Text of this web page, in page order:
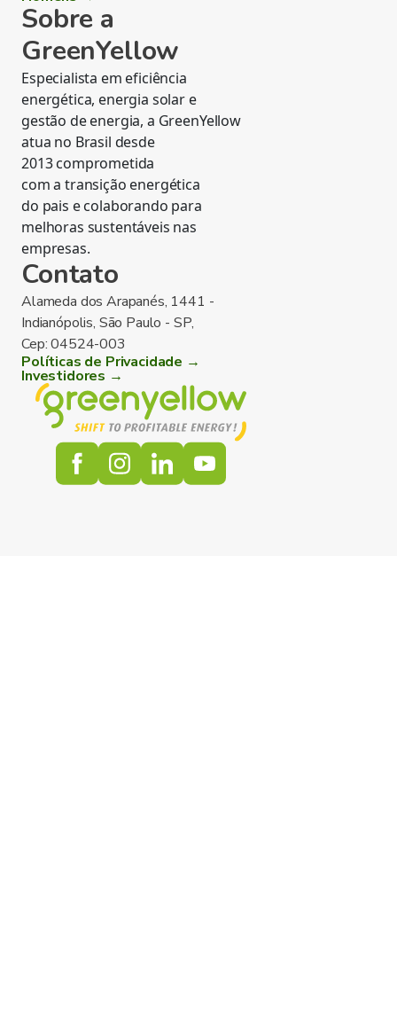
Sobre a
GreenYellow
Especialista em eficiência
energética, energia solar e
gestão de energia, a GreenYellow
atua no Brasil desde
2013 comprometida
com a transição energética
do pais e colaborando para
melhoras sustentáveis nas
empresas.
Contato
Alameda dos Arapanés, 1441 -
Indianópolis, São Paulo - SP,
Cep: 04524-003
Políticas de Privacidade →
Investidores →